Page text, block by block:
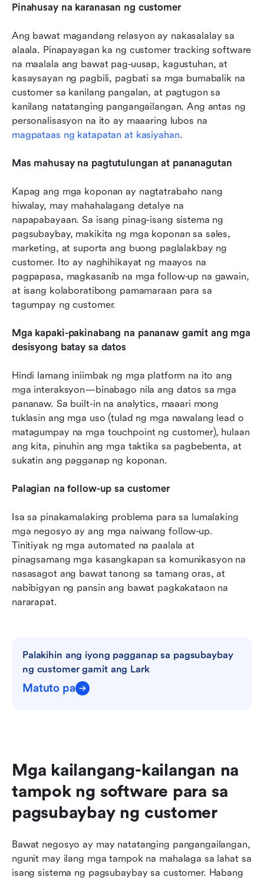
Pinahusay na karanasan ng customer
Ang bawat magandang relasyon ay nakasalalay sa
alaala. Pinapayagan ka ng customer tracking software
na maalala ang bawat pag-uusap, kagustuhan, at
kasaysayan ng pagbili, pagbati sa mga bumabalik na
customer sa kanilang pangalan, at pagtugon sa
kanilang natatanging pangangailangan. Ang antas ng
magpataas ng katapatan at kasiyahan.
Mas mahusay na pagtutulungan at pananagutan
Kapag ang mga koponan ay nagtatrabaho nang
hiwalay, may mahahalagang detalye na
napapabayaan. Sa isang pinag-isang sistema ng
pagsubaybay, makikita ng mga koponan sa sales,
marketing, at suporta ang buong paglalakbay ng
customer. Ito ay naghihikayat ng maayos na
pagpapasa, magkasanib na mga follow-up na gawain,
at isang kolaboratibong pamamaraan para sa
tagumpay ng customer.
Mga kapaki-pakinabang na pananaw gamit ang mga
desisyong batay sa datos
Hindi lamang iniimbak ng mga platform na ito ang
mga interaksyon—binabago nila ang datos sa mga
pananaw. Sa built-in na analytics, maaari mong
tuklasin ang mga uso (tulad ng mga nawalang lead o
matagumpay na mga touchpoint ng customer), hulaan
ang kita, pinuhin ang mga taktika sa pagbebenta, at
sukatin ang pagganap ng koponan.
Palagian na follow-up sa customer
Isa sa pinakamalaking problema para sa lumalaking
mga negosyo ay ang mga naiwang follow-up.
Tinitiyak ng mga automated na paalala at
pinagsamang mga kasangkapan sa komunikasyon na
nasasagot ang bawat tanong sa tamang oras, at
nabibigyan ng pansin ang bawat pagkakataon na
nararapat.
Palakihin ang iyong pagganap sa pagsubaybay
ng customer gamit ang Lark
Matuto pa
Mga kailangang-kailangan na
tampok ng software para sa
pagsubaybay ng customer
Bawat negosyo ay may natatanging pangangailangan,
ngunit may ilang mga tampok na mahalaga sa lahat sa
isang sistema ng pagsubaybay sa customer. Habang